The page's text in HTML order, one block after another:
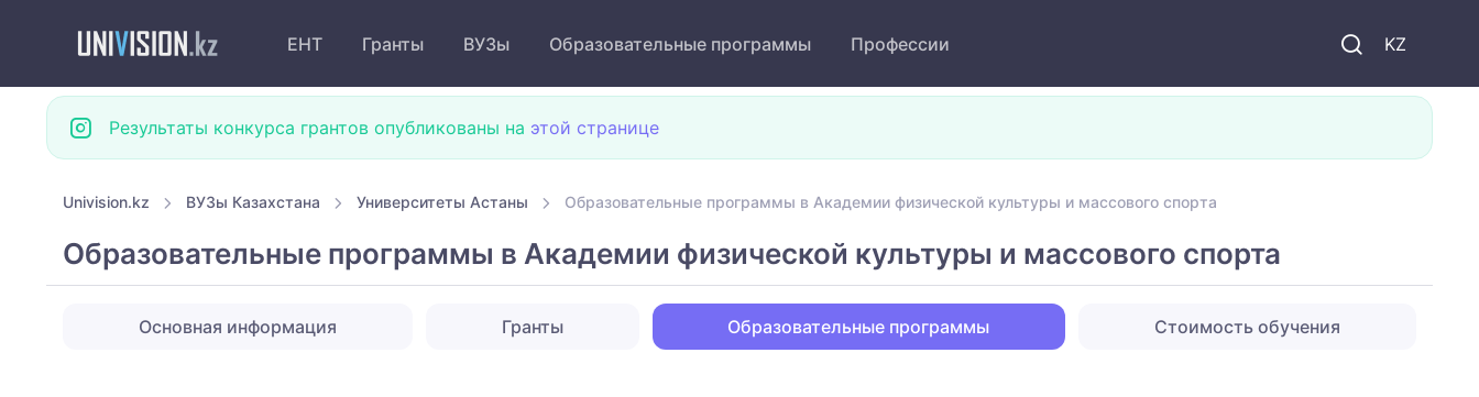
KZ
ЕНТ Гранты ВУЗы Образовательные программы Профессии
Результаты конкурса грантов опубликованы на этой странице
Univision.kz ВУЗы Казахстана Университеты Астаны Образовательные программы в Академии физической культуры и массового спорта
Образовательные программы в Академии физической культуры и массового спорта
Основная информация Гранты Образовательные программы Стоимость обучения